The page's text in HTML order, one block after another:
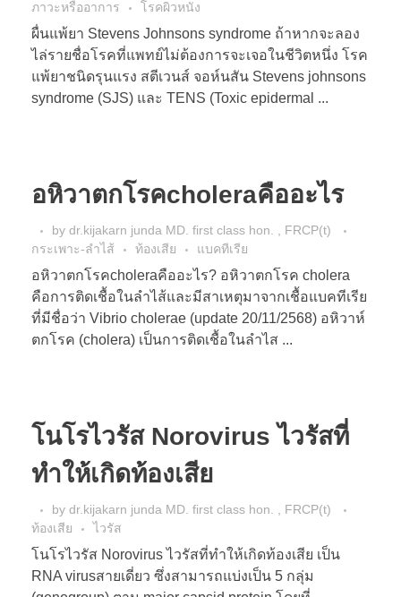
ภาวะหรืออาการ โรคผิวหนัง
ผื่นแพ้ยา Stevens Johnsons syndrome ถ้าหากจะลอง
ไล่รายชื่อโรคที่แพทย์ไม่ต้องการจะเจอในชีวิตหนึ่ง โรค
แพ้ยาชนิดรุนแรง สตีเวนส์ จอห์นสัน Stevens johnsons
syndrome (SJS) และ TENS (Toxic epidermal ...
อหิวาตกโรคcholeraคืออะไร
by dr.kijakarn junda MD. first class hon. , FRCP(t)
กระเพาะ-ลำไส้
ท้องเสีย แบคทีเรีย
อหิวาตกโรคcholeraคืออะไร? อหิวาตกโรค cholera
คือการติดเชื้อในลำไส้และมีสาเหตุมาจากเชื้อแบคทีเรีย
ที่มีชื่อว่า Vibrio cholerae (update 20/11/2568) อหิวาห์
ตกโรค (cholera) เป็นการติดเชื้อในลำไส ...
โนโรไวรัส Norovirus ไวรัสที่
ทำให้เกิดท้องเสีย
by dr.kijakarn junda MD. first class hon. , FRCP(t)
ท้องเสีย
ไวรัส
โนโรไวรัส Norovirus ไวรัสที่ทำให้เกิดท้องเสีย เป็น
RNA virusสายเดี่ยว ซึ่งสามารถแบ่งเป็น 5 กลุ่ม